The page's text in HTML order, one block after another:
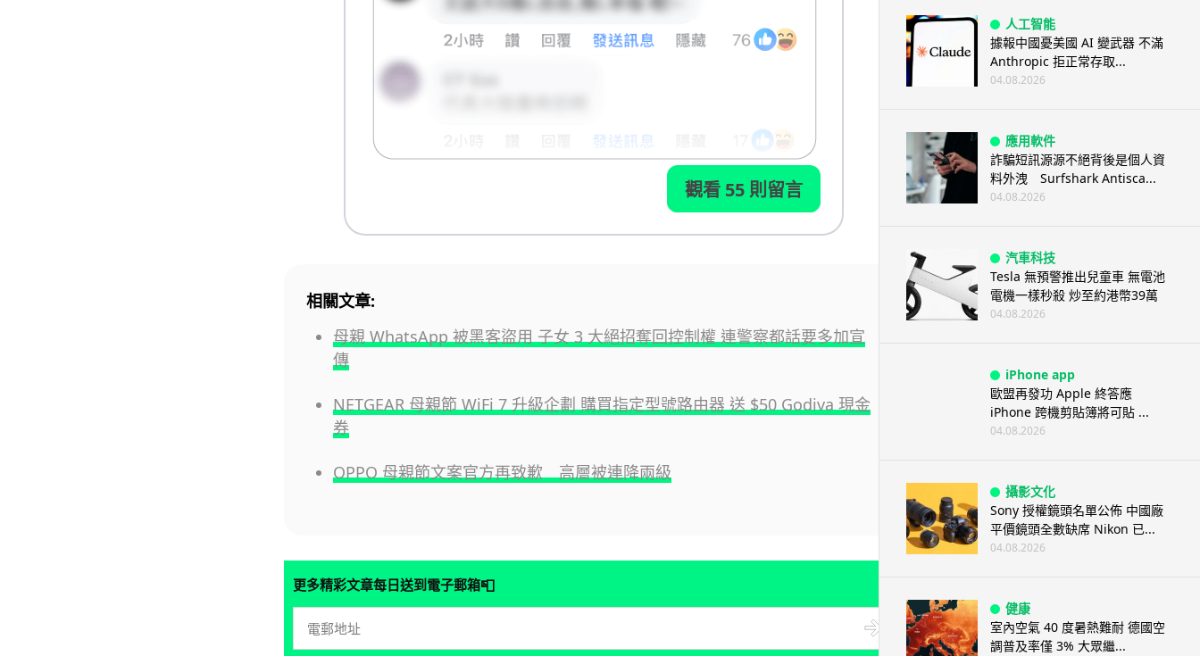
觀看 55 則留言
相關文章:
母親 WhatsApp 被黑客盜用 子女 3 大絕招奪回控制權 連警察都話要多加宣
傳
NETGEAR 母親節 WiFi 7 升級企劃 購買指定型號路由器 送 $50 Godiva 現金
券
OPPO 母親節文案官方再致歉 高層被連降兩級
更多精彩文章每日送到電子郵箱📮
人工智能
據報中國憂美國 AI 變武器 不滿
Anthropic 拒正常存取...
04.08.2026
應用軟件
詐騙短訊源源不絕背後是個人資
料外洩 Surfshark Antisca...
04.08.2026
汽車科技
Tesla 無預警推出兒童車 無電池
電機一樣秒殺 炒至約港幣39萬
04.08.2026
iPhone app
歐盟再發功 Apple 終答應
iPhone 跨機剪貼簿將可貼 ...
04.08.2026
攝影文化
Sony 授權鏡頭名單公佈 中國廠
平價鏡頭全數缺席 Nikon 已...
04.08.2026
健康
室內空氣 40 度暑熱難耐 德國空
調普及率僅 3% 大眾繼...